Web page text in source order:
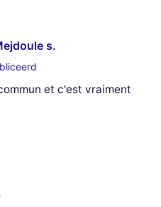
s.
et c'est vraiment